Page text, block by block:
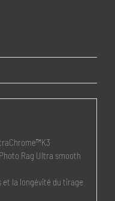
Rag Ultra smooth
la longévité du tirage